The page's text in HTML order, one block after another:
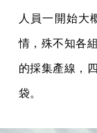
人員一開始大
情，殊不知各
的採集產線，
袋。